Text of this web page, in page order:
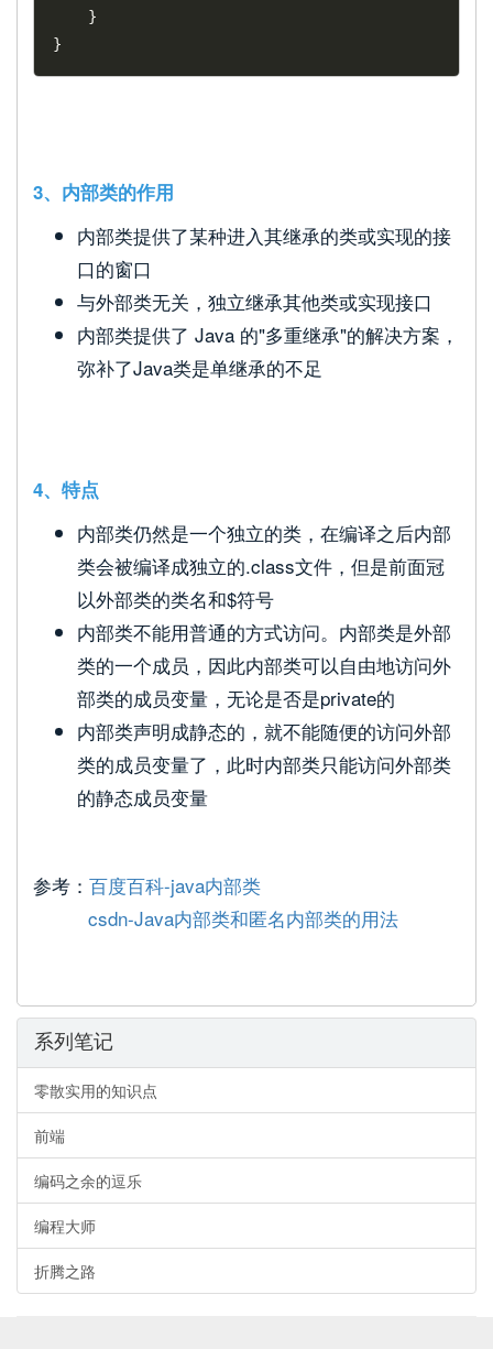
}
}
3、内部类的作用
内部类提供了某种进入其继承的类或实现的接
口的窗口
与外部类无关，独立继承其他类或实现接口
内部类提供了 Java 的"多重继承"的解决方案，
弥补了Java类是单继承的不足
4、特点
内部类仍然是一个独立的类，在编译之后内部
类会被编译成独立的.class文件，但是前面冠
以外部类的类名和$符号
内部类不能用普通的方式访问。内部类是外部
类的一个成员，因此内部类可以自由地访问外
部类的成员变量，无论是否是private的
内部类声明成静态的，就不能随便的访问外部
类的成员变量了，此时内部类只能访问外部类
的静态成员变量
参考： 百度百科-java内部类
csdn-Java内部类和匿名内部类的用法
系列笔记
零散实用的知识点
前端
编码之余的逗乐
编程大师
折腾之路